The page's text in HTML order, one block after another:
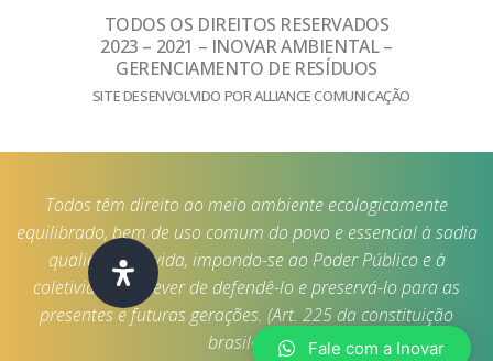
TODOS OS DIREITOS RESERVADOS
2023 – 2021 – INOVAR AMBIENTAL –
GERENCIAMENTO DE RESÍDUOS
SITE DESENVOLVIDO POR ALLIANCE COMUNICAÇÃO
Todos têm direito ao meio ambiente ecologicamente
equilibrado, bem de uso comum do povo e essencial à sadia
qualidade de vida, impondo-se ao Poder Público e à
coletividade o dever de defendê-lo e preservá-lo para as
presentes e futuras gerações. (Art. 225 da constituição
brasileira)
Fale com a Inovar